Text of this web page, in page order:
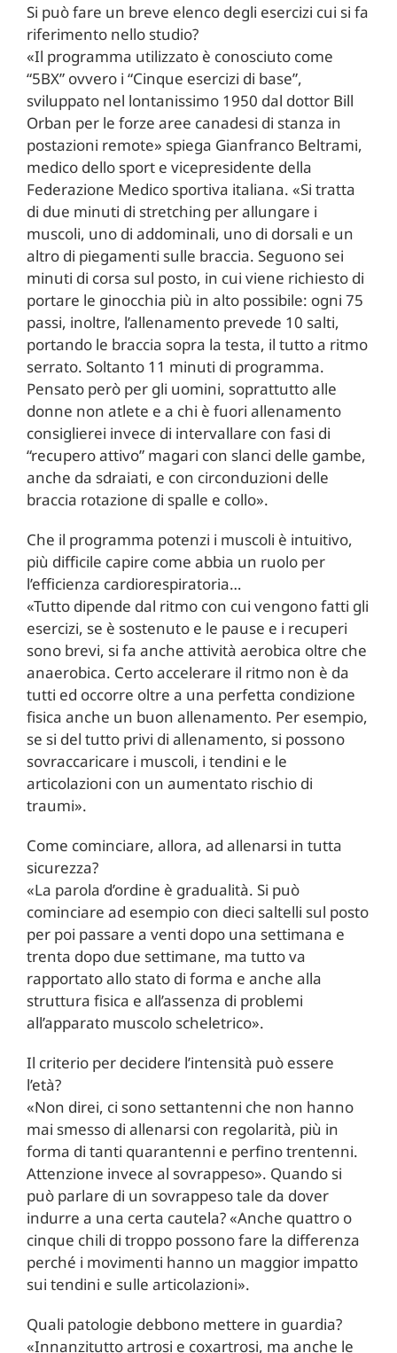
Si può fare un breve elenco degli esercizi cui si fa
riferimento nello studio?
«Il programma utilizzato è conosciuto come
“5BX” ovvero i “Cinque esercizi di base”,
sviluppato nel lontanissimo 1950 dal dottor Bill
Orban per le forze aree canadesi di stanza in
postazioni remote» spiega Gianfranco Beltrami,
medico dello sport e vicepresidente della
Federazione Medico sportiva italiana. «Si tratta
di due minuti di stretching per allungare i
muscoli, uno di addominali, uno di dorsali e un
altro di piegamenti sulle braccia. Seguono sei
minuti di corsa sul posto, in cui viene richiesto di
portare le ginocchia più in alto possibile: ogni 75
passi, inoltre, l’allenamento prevede 10 salti,
portando le braccia sopra la testa, il tutto a ritmo
serrato. Soltanto 11 minuti di programma.
Pensato però per gli uomini, soprattutto alle
donne non atlete e a chi è fuori allenamento
consiglierei invece di intervallare con fasi di
“recupero attivo” magari con slanci delle gambe,
anche da sdraiati, e con circonduzioni delle
braccia rotazione di spalle e collo».
Che il programma potenzi i muscoli è intuitivo,
più difficile capire come abbia un ruolo per
l’efficienza cardiorespiratoria…
«Tutto dipende dal ritmo con cui vengono fatti gli
esercizi, se è sostenuto e le pause e i recuperi
sono brevi, si fa anche attività aerobica oltre che
anaerobica. Certo accelerare il ritmo non è da
tutti ed occorre oltre a una perfetta condizione
fisica anche un buon allenamento. Per esempio,
se si del tutto privi di allenamento, si possono
sovraccaricare i muscoli, i tendini e le
articolazioni con un aumentato rischio di
traumi».
Come cominciare, allora, ad allenarsi in tutta
sicurezza?
«La parola d’ordine è gradualità. Si può
cominciare ad esempio con dieci saltelli sul posto
per poi passare a venti dopo una settimana e
trenta dopo due settimane, ma tutto va
rapportato allo stato di forma e anche alla
struttura fisica e all’assenza di problemi
all’apparato muscolo scheletrico».
Il criterio per decidere l’intensità può essere
l’età?
«Non direi, ci sono settantenni che non hanno
mai smesso di allenarsi con regolarità, più in
forma di tanti quarantenni e perfino trentenni.
Attenzione invece al sovrappeso». Quando si
può parlare di un sovrappeso tale da dover
indurre a una certa cautela? «Anche quattro o
cinque chili di troppo possono fare la differenza
perché i movimenti hanno un maggior impatto
sui tendini e sulle articolazioni».
Quali patologie debbono mettere in guardia?
«Innanzitutto artrosi e coxartrosi, ma anche le